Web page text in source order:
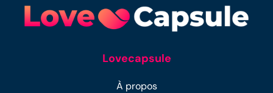
Lovecapsule
À propos